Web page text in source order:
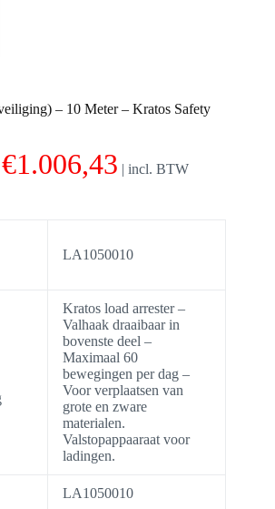
– 10 Meter – Kratos Safety
€1.006,43 | incl. BTW
LA1050010
Kratos load arrester –
Valhaak draaibaar in
bovenste deel –
Maximaal 60
bewegingen per dag –
Voor verplaatsen van
grote en zware
materialen.
Valstopappaaraat voor
ladingen.
LA1050010